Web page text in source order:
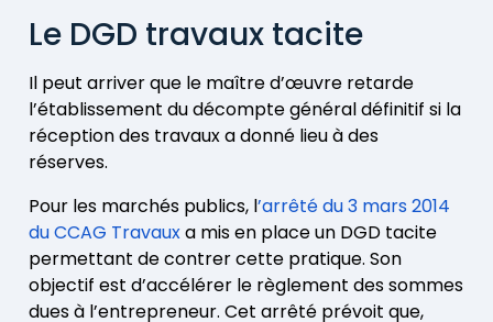
Le DGD travaux tacite
Il peut arriver que le maître d’œuvre retarde
l’établissement du décompte général définitif si la
réception des travaux a donné lieu à des
réserves.
Pour les marchés publics, l’arrêté du 3 mars 2014
duCCAG Travauxa mis en place un DGD tacite
permettant de contrer cette pratique. Son
objectif est d’accélérer le règlement des sommes
dues à l’entrepreneur. Cet arrêté prévoit que,